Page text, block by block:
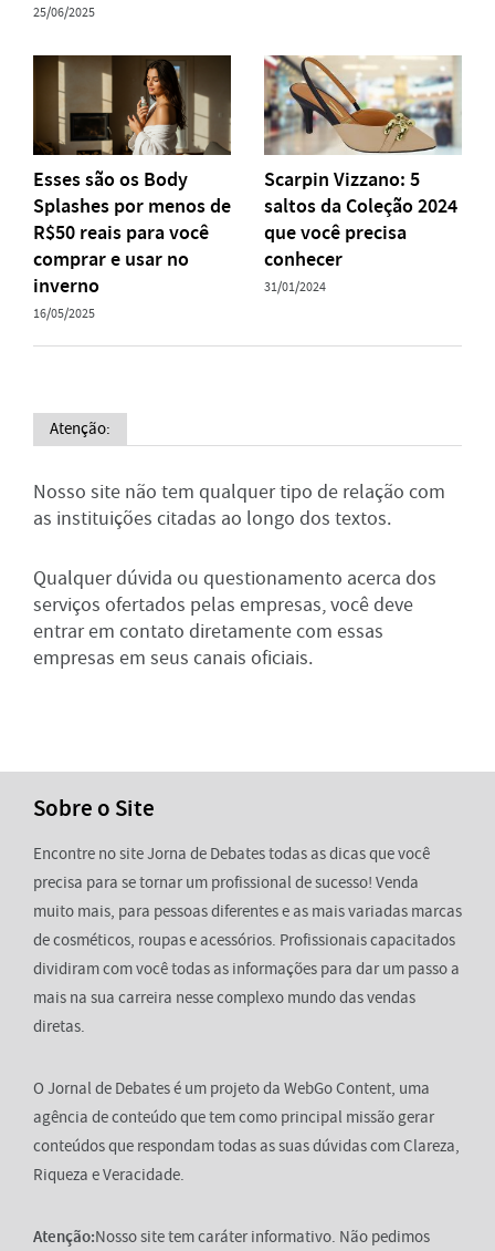
25/06/2025
Esses são os Body
Splashes por menos de
R$50 reais para você
comprar e usar no
inverno
16/05/2025
Scarpin Vizzano: 5
saltos da Coleção 2024
que você precisa
conhecer
31/01/2024
Atenção:
Nosso site não tem qualquer tipo de relação com
as instituições citadas ao longo dos textos.
Qualquer dúvida ou questionamento acerca dos
serviços ofertados pelas empresas, você deve
entrar em contato diretamente com essas
empresas em seus canais oficiais.
Sobre o Site
Encontre no site Jorna de Debates todas as dicas que você
precisa para se tornar um profissional de sucesso! Venda
muito mais, para pessoas diferentes e as mais variadas marcas
de cosméticos, roupas e acessórios. Profissionais capacitados
dividiram com você todas as informações para dar um passo a
mais na sua carreira nesse complexo mundo das vendas
diretas.
O Jornal de Debates é um projeto da WebGo Content, uma
agência de conteúdo que tem como principal missão gerar
conteúdos que respondam todas as suas dúvidas com Clareza,
Riqueza e Veracidade.
Atenção:Nosso site tem caráter informativo. Não pedimos